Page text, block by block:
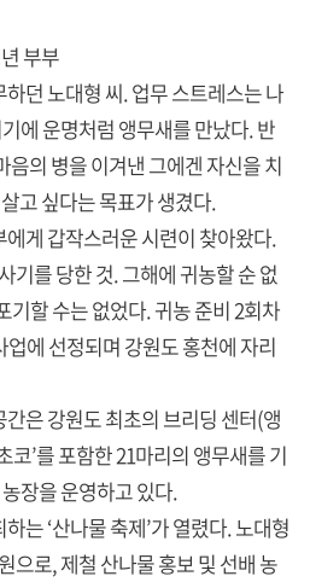
부부
던 노대형 씨. 업무 스트레스는 나
에 운명처럼 앵무새를 만났다. 반
음의 병을 이겨낸 그에겐 자신을 치
고 싶다는 목표가 생겼다.
게 갑작스러운 시련이 찾아왔다.
기를 당한 것. 그해에 귀농할 순 없
기할 수는 없었다. 귀농 준비 2회차
에 선정되며 강원도 홍천에 자리
은 강원도 최초의 브리딩 센터(앵
코’를 포함한 21마리의 앵무새를 기
장을 운영하고 있다.
는 ‘산나물 축제’가 열렸다. 노대형
으로, 제철 산나물 홍보 및 선배 농